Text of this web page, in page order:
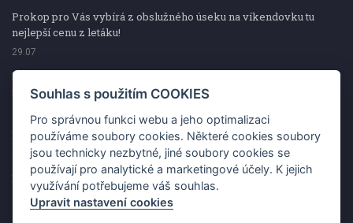
Prokop pro Vás vybírá z obslužného úseku na víkendovku tu
nejlepší cenu z letáku!
29.07
Prokop pro Vás vybírá z obslužného úseku na víkendovku tu
nejlepší cenu z letáku!
Kup špekáčky od Váhaly a vyhraj s naCOOPkou sekerku Fiskars
29.07
Prokop pro Vás vybírá na víkendovku ty nejlepší ceny z letáku!
29.07
Souhlas s použitím COOKIES
Pro správnou funkci webu a jeho optimalizaci
používáme soubory cookies. Některé cookies soubory
jsou technicky nezbytné, jiné soubory cookies se
používají pro analytické a marketingové účely. K jejich
využívání potřebujeme váš souhlas.
Upravit nastavení cookies